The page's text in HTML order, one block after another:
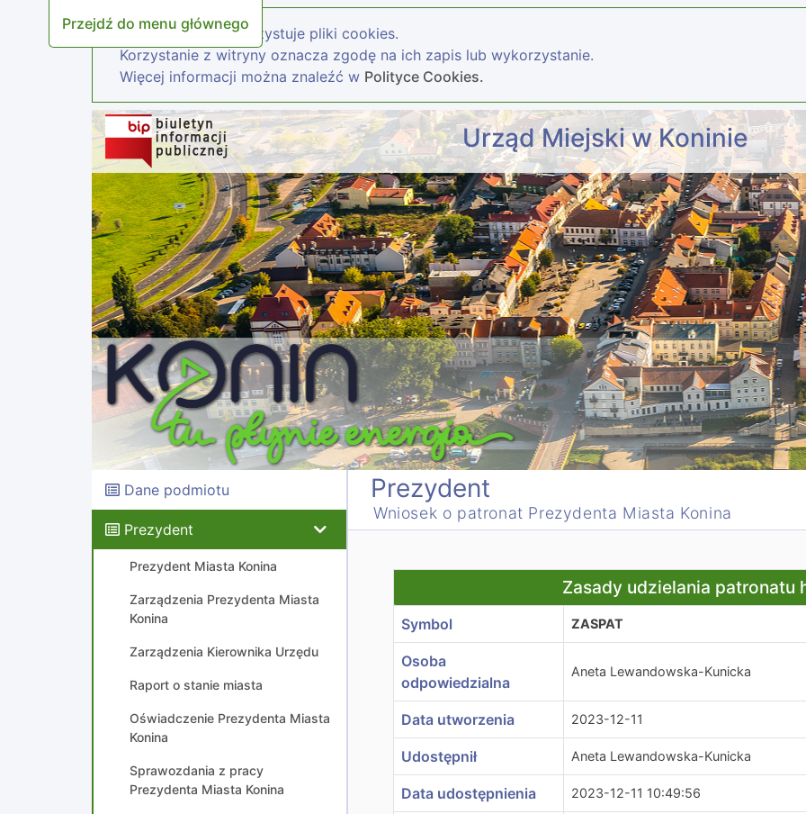
Przejdź do menu głównego
Nasza strona wykorzystuje pliki cookies.
Korzystanie z witryny oznacza zgodę na ich zapis lub wykorzystanie.
Więcej informacji można znaleźć w Polityce Cookies.
Urząd Miejski w Koninie
Dane podmiotu
Prezydent
Prezydent Miasta Konina
Zarządzenia Prezydenta Miasta
Konina
Zarządzenia Kierownika Urzędu
Raport o stanie miasta
Oświadczenie Prezydenta Miasta
Konina
Sprawozdania z pracy
Prezydenta Miasta Konina
Prezydent
Wniosek o patronat Prezydenta Miasta Konina
Zasady udzielania patronatu honorowegoZasady udzielania patronatu
Symbol ZASPAT
Osoba
odpowiedzialna
Aneta Lewandowska-Kunicka
Data utworzenia 2023-12-11
Udostępnił Aneta Lewandowska-Kunicka
Data udostępnienia 2023-12-11 10:49:56